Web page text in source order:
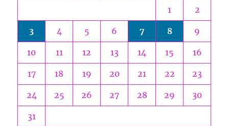
1 2
3 4 5 6 7 8 9
10 11 12 13 14 15 16
17 18 19 20 21 22 23
24 25 26 27 28 29 30
31